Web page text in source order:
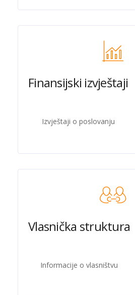
Finansijski izvještaji
Izvještaji o poslovanju
Vlasnička struktura
Informacije o vlasništvu